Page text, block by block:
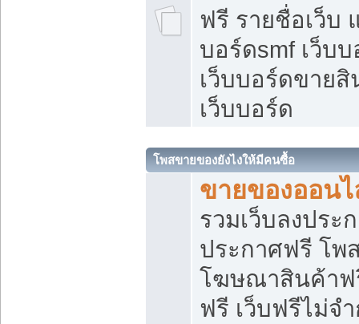
ฟรี รายชื่อเว็บ
บอร์ดsmf เว็บ
เว็บบอร์ดขาย
เว็บบอร์ด
โพสขายของยังไงให้มีคนซื้อ
ขายของออน
รวมเว็บลงประ
ประกาศฟรี โพ
โฆษณาสินค้าฟ
ฟรี เว็บฟรีไม่จ